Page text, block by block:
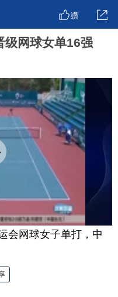
讚
级网球女单16强
会网球女子单打，中